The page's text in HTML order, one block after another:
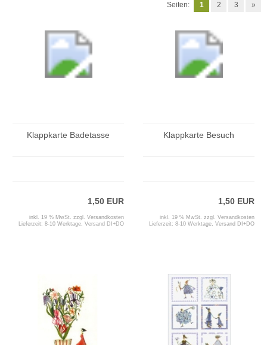
Seiten: 1 2 3 »
Klappkarte Badetasse
1,50 EUR
inkl. 19 % MwSt. zzgl. Versandkosten
Lieferzeit: 8-10 Werktage, Versand DI+DO
Klappkarte Besuch
1,50 EUR
inkl. 19 % MwSt. zzgl. Versandkosten
Lieferzeit: 8-10 Werktage, Versand DI+DO